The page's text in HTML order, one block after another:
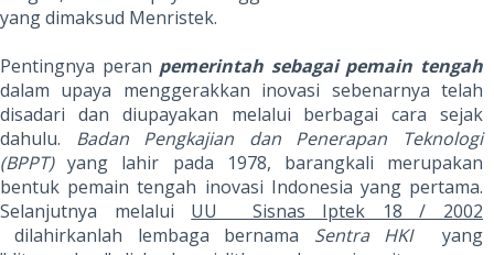
yang dimaksud Menristek.
Pentingnya peran pemerintah sebagai pemain tengah
dalam upaya menggerakkan inovasi sebenarnya telah
disadari dan diupayakan melalui berbagai cara sejak
dahulu. Badan Pengkajian dan Penerapan Teknologi
(BPPT)yang lahir pada 1978, barangkali merupakan
bentuk pemain tengah inovasi Indonesia yang pertama.
Selanjutnya melalui UU Sisnas Iptek 18 / 2002
dilahirkanlah lembaga bernama Sentra HKIyang